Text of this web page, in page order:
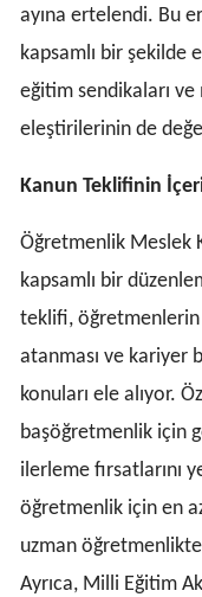
ayına ertelendi. Bu
kapsamlı bir şekilde
eğitim sendikaları
eleştirilerinin de
Kanun Teklifinin
Öğretmenlik Meslek
kapsamlı bir
teklifi, öğretmenlerin
atanması ve kariyer
konuları ele alıyor.
başöğretmenlik için
ilerleme fırsatlarını
öğretmenlik için en
uzman
Ayrıca, Milli Eğitim